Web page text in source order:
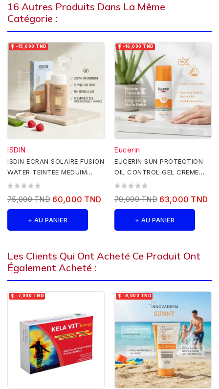
16 Autres Produits Dans La Même
Catégorie :
 -15,000 TND
ISDIN
ISDIN ECRAN SOLAIRE FUSION
WATER TEINTEE MEDUIM
SPF50+ 50ML
75,000 TND 60,000 TND
+ AU PANIER
 -16,000 TND
Eucerin
EUCERIN SUN PROTECTION
OIL CONTROL GEL CREME
SPF 50+ 50ML
79,000 TND 63,000 TND
+ AU PANIER
Les Clients Qui Ont Acheté Ce Produit Ont
Également Acheté :
 -7,000 TND  -9,000 TND